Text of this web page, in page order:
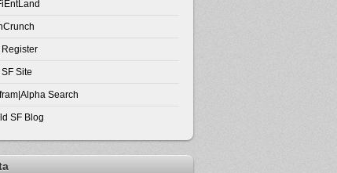
Register
Site
Search
SF Blog